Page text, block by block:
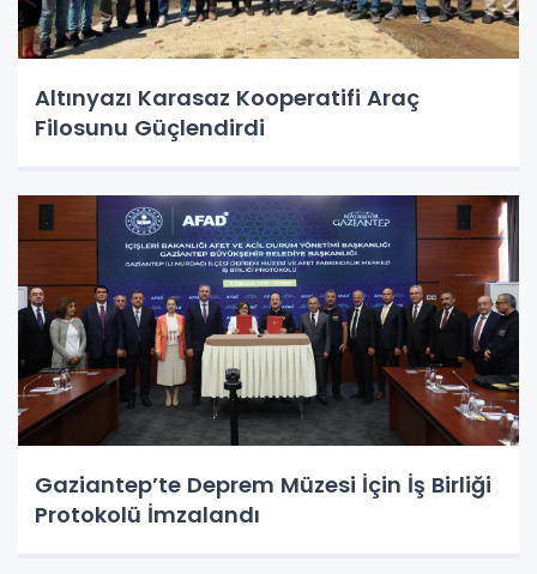
Altınyazı Karasaz Kooperatifi Araç
Filosunu Güçlendirdi
Gaziantep’te Deprem Müzesi İçin İş Birliği
Protokolü İmzalandı